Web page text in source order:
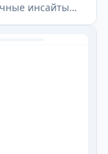
инсайты